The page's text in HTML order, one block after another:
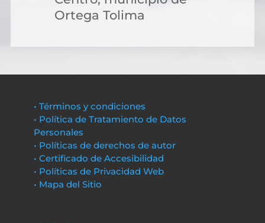
Ortega Tolima
• Términos y condiciones
• Política de Tratamiento de Datos
Personales
• Políticas de derechos de autor
• Certificado de Accesibilidad
• Políticas de Privacidad Web
• Mapa del Sitio